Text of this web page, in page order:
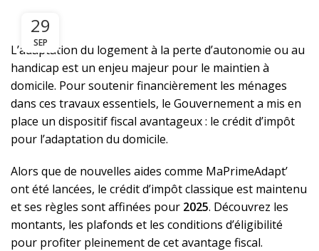
29
SEP
L’adaptation du logement à la perte d’autonomie ou au
handicap est un enjeu majeur pour le maintien à
domicile. Pour soutenir financièrement les ménages
dans ces travaux essentiels, le Gouvernement a mis en
place un dispositif fiscal avantageux : le crédit d’impôt
pour l’adaptation du domicile.
Alors que de nouvelles aides comme MaPrimeAdapt’
ont été lancées, le crédit d’impôt classique est maintenu
et ses règles sont affinées pour 2025. Découvrez les
montants, les plafonds et les conditions d’éligibilité
pour profiter pleinement de cet avantage fiscal.